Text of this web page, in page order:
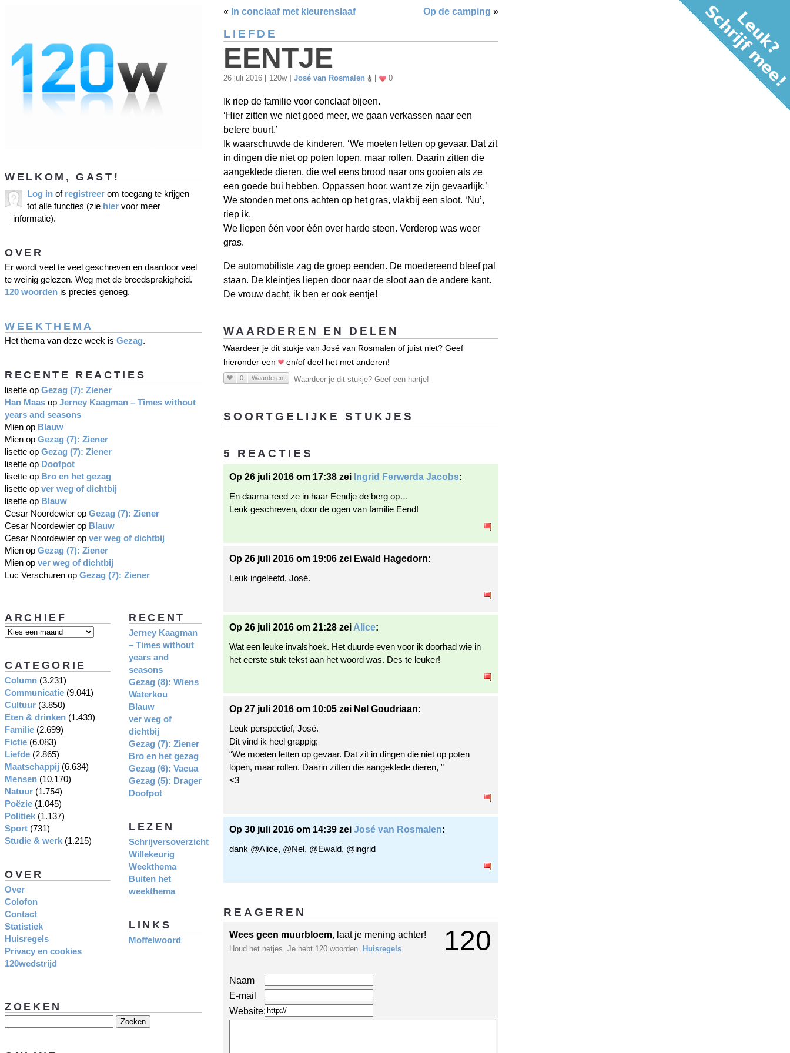
« In conclaaf met kleurenslaaf Op de camping »
LIEFDE
EENTJE
26 juli 2016 120w José van Rosmalen 0
Ik riep de familie voor conclaaf bijeen.
‘Hier zitten we niet goed meer, we gaan verkassen naar een
betere buurt.’
Ik waarschuwde de kinderen. ‘We moeten letten op gevaar. Dat zit
in dingen die niet op poten lopen, maar rollen. Daarin zitten die
aangeklede dieren, die wel eens brood naar ons gooien als ze
een goede bui hebben. Oppassen hoor, want ze zijn gevaarlijk.’
We stonden met ons achten op het gras, vlakbij een sloot. ‘Nu’,
riep ik.
We liepen één voor één over harde steen. Verderop was weer
gras.
De automobiliste zag de groep eenden. De moedereend bleef pal
staan. De kleintjes liepen door naar de sloot aan de andere kant.
De vrouw dacht, ik ben er ook eentje!
WAARDEREN EN DELEN
Waardeer je dit stukje van José van Rosmalen of juist niet? Geef
hieronder een
en/of deel het met anderen!
0 Waarderen! Waardeer je dit stukje? Geef een hartje!
SOORTGELIJKE STUKJES
5 REACTIES
Op 26 juli 2016 om 17:38 zei Ingrid Ferwerda Jacobs:
En daarna reed ze in haar Eendje de berg op…
Leuk geschreven, door de ogen van familie Eend!
Op 26 juli 2016 om 19:06 zei Ewald Hagedorn:
Leuk ingeleefd, José.
Op 26 juli 2016 om 21:28 zei Alice:
Wat een leuke invalshoek. Het duurde even voor ik doorhad wie in
het eerste stuk tekst aan het woord was. Des te leuker!
Op 27 juli 2016 om 10:05 zei Nel Goudriaan:
Leuk perspectief, Josë.
Dit vind ik heel grappig;
“We moeten letten op gevaar. Dat zit in dingen die niet op poten
lopen, maar rollen. Daarin zitten die aangeklede dieren, ”
<3
Op 30 juli 2016 om 14:39 zei José van Rosmalen:
dank @Alice, @Nel, @Ewald, @ingrid
REAGEREN
120
Wees geen muurbloem, laat je mening achter!
Houd het netjes. Je hebt 120 woorden. Huisregels.
Naam
E-mail
Website:
WELKOM, GAST!
Log in of registreer om toegang te krijgen
tot alle functies (zie hier voor meer
informatie).
OVER
Er wordt veel te veel geschreven en daardoor veel
te weinig gelezen. Weg met de breedsprakigheid.
120 woorden is precies genoeg.
WEEKTHEMA
Het thema van deze week is Gezag.
RECENTE REACTIES
lisette op Gezag (7): Ziener
Han Maas op Jerney Kaagman – Times without
years and seasons
Mien op Blauw
Mien op Gezag (7): Ziener
lisette op Gezag (7): Ziener
lisette op Doofpot
lisette op Bro en het gezag
lisette op ver weg of dichtbij
lisette op Blauw
Cesar Noordewier op Gezag (7): Ziener
Cesar Noordewier op Blauw
Cesar Noordewier op ver weg of dichtbij
Mien op Gezag (7): Ziener
Mien op ver weg of dichtbij
Luc Verschuren op Gezag (7): Ziener
RECENT
Jerney Kaagman
– Times without
years and
seasons
Gezag (8): Wiens
Waterkou
Blauw
ver weg of
dichtbij
Gezag (7): Ziener
Bro en het gezag
Gezag (6): Vacua
Gezag (5): Drager
Doofpot
LEZEN
Schrijversoverzicht
Willekeurig
Weekthema
Buiten het
weekthema
LINKS
Moffelwoord
ARCHIEF
CATEGORIE
Column (3.231)
Communicatie (9.041)
Cultuur (3.850)
Eten & drinken (1.439)
Familie (2.699)
Fictie (6.083)
Liefde (2.865)
Maatschappij (6.634)
Mensen (10.170)
Natuur (1.754)
Poëzie (1.045)
Politiek (1.137)
Sport (731)
Studie & werk (1.215)
OVER
Over
Colofon
Contact
Statistiek
Huisregels
Privacy en cookies
120wedstrijd
ZOEKEN